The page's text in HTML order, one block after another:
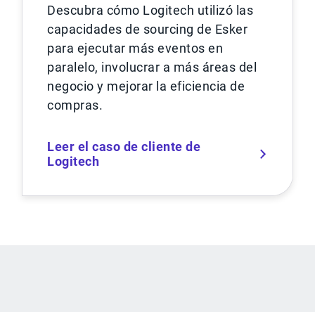
Descubra cómo Logitech utilizó las
capacidades de sourcing de Esker
para ejecutar más eventos en
paralelo, involucrar a más áreas del
negocio y mejorar la eficiencia de
compras.
Leer el caso de cliente de
Logitech